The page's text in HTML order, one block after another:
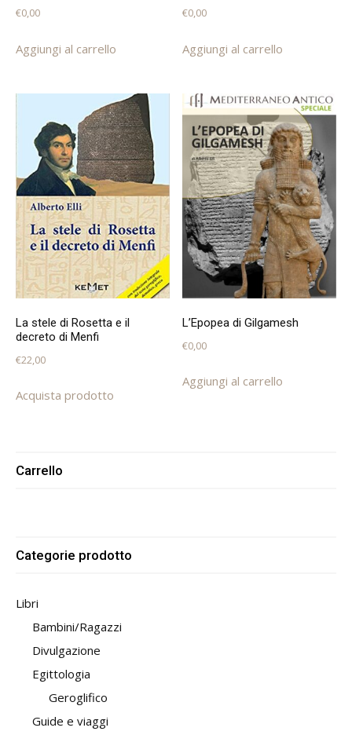
€0,00
Aggiungi al carrello
€0,00
Aggiungi al carrello
La stele di Rosetta e il
decreto di Menfi
€22,00
Acquista prodotto
L’Epopea di Gilgamesh
€0,00
Aggiungi al carrello
Carrello
Categorie prodotto
Libri
Bambini/Ragazzi
Divulgazione
Egittologia
Geroglifico
Guide e viaggi